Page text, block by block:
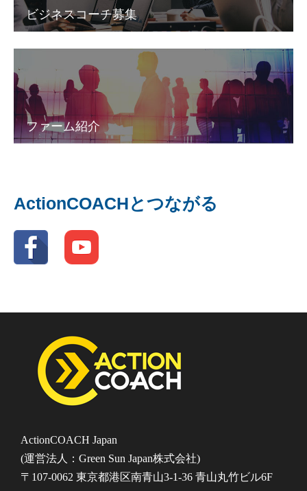
ビジネスコーチ募集
ファーム紹介
ActionCOACHとつながる
ActionCOACH Japan
(運営法人：Green Sun Japan株式会社)
〒107-0062 東京都港区南青山3-1-36 青山丸竹ビル6F